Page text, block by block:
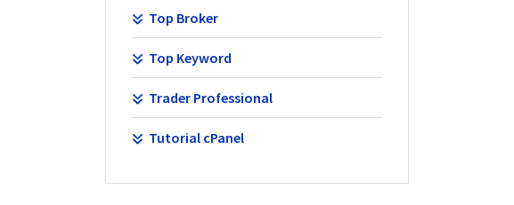
Top Broker
Top Keyword
Trader Professional
Tutorial cPanel